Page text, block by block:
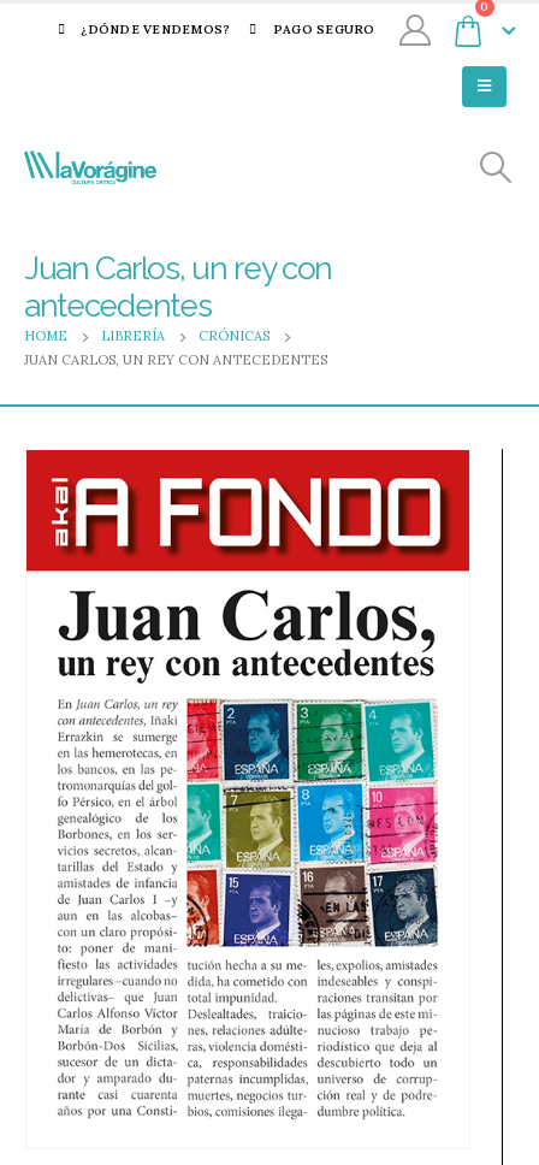
¿DÓNDE VENDEMOS? PAGO SEGURO
0
Juan Carlos, un rey con
antecedentes
HOME LIBRERÍA
CRÓNICAS
JUAN CARLOS, UN REY CON ANTECEDENTES